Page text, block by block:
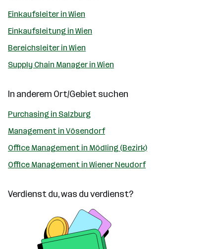
Einkaufsleiter in Wien
Einkaufsleitung in Wien
Bereichsleiter in Wien
Supply Chain Manager in Wien
In anderem Ort/Gebiet suchen
Purchasing in Salzburg
Management in Vösendorf
Office Management in Mödling (Bezirk)
Office Management in Wiener Neudorf
Verdienst du, was du verdienst?